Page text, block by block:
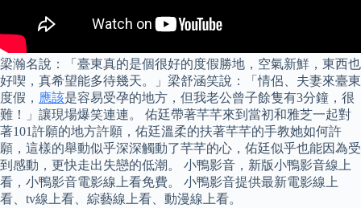
梁瀚名說：「臺東真的是個很好的度假勝地，空氣新鮮，東西也
好喫，真希望能多待幾天。」梁舒涵笑說：「情侶、夫妻來臺東
度假， 應該是容易受孕的地方，但我老公曾子餘隻有3分鐘，很
難！」讓現場爆笑連連。 佑廷帶著芊芊來到當初和雅芝一起對
著101許願的地方許願，佑廷溫柔的扶著芊芊的手教她如何許
願，這樣的舉動似乎深深觸動了芊芊的心，佑廷似乎也能因為受
到感動，更快走出失戀的低潮。 小鴨影音，新版小鴨影音線上
看，小鴨影音電影線上看免費。 小鴨影音提供最新電影線上
看、tv線上看、綜藝線上看、動漫線上看。